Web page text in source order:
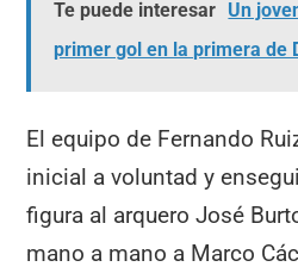
Te puede interesar Un
primer gol en la primera de
El equipo de Fernando
inicial a voluntad y
figura al arquero José
mano a mano a Marco